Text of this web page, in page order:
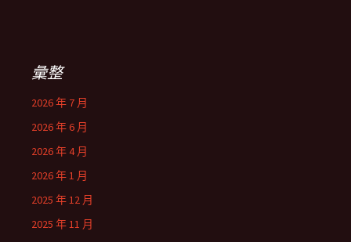
彙整
2026 年 7 月
2026 年 6 月
2026 年 4 月
2026 年 1 月
2025 年 12 月
2025 年 11 月